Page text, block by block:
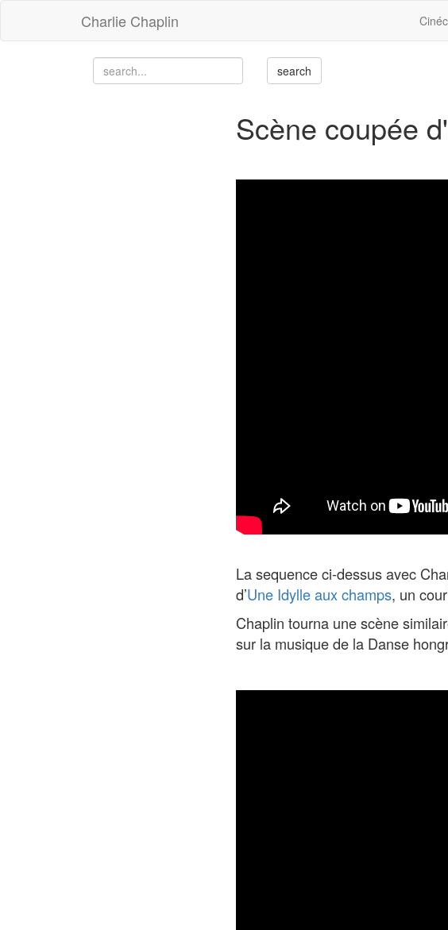
Charlie Chaplin
Scène coupée
La sequence ci-dessus avec
d’Une Idylle aux champs, un
Chaplin tourna une scène
sur la musique de la Danse